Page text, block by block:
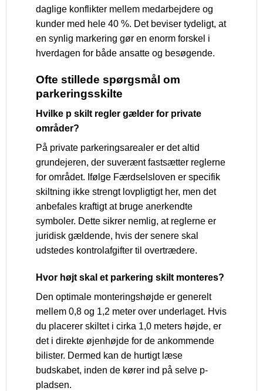
daglige konflikter mellem medarbejdere og
kunder med hele 40 %. Det beviser tydeligt, at
en synlig markering gør en enorm forskel i
hverdagen for både ansatte og besøgende.
Ofte stillede spørgsmål om
parkeringsskilte
Hvilke p skilt regler gælder for private
områder?
På private parkeringsarealer er det altid
grundejeren, der suverænt fastsætter reglerne
for området. Ifølge Færdselsloven er specifik
skiltning ikke strengt lovpligtigt her, men det
anbefales kraftigt at bruge anerkendte
symboler. Dette sikrer nemlig, at reglerne er
juridisk gældende, hvis der senere skal
udstedes kontrolafgifter til overtrædere.
Hvor højt skal et parkering skilt monteres?
Den optimale monteringshøjde er generelt
mellem 0,8 og 1,2 meter over underlaget. Hvis
du placerer skiltet i cirka 1,0 meters højde, er
det i direkte øjenhøjde for de ankommende
bilister. Dermed kan de hurtigt læse
budskabet, inden de kører ind på selve p-
pladsen.